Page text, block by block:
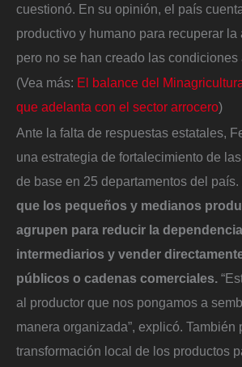
cuestionó. En su opinión, el país
productivo y humano para recuperar la
pero no se han creado las condiciones
(Vea más: El balance del
que adelanta con el sector arrocero)
Ante la falta de respuestas estatales,
una estrategia de fortalecimiento de
de base en 25 departamentos del país.
que los pequeños y medianos
agrupen para reducir la
intermediarios y vender
públicos o cadenas comerciales.
al productor que nos pongamos a
manera organizada”, explicó. También
transformación local de los productos